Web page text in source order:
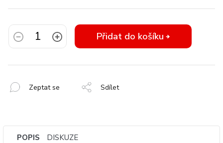
Přidat do košíku
Zeptat se Sdílet
POPIS DISKUZE